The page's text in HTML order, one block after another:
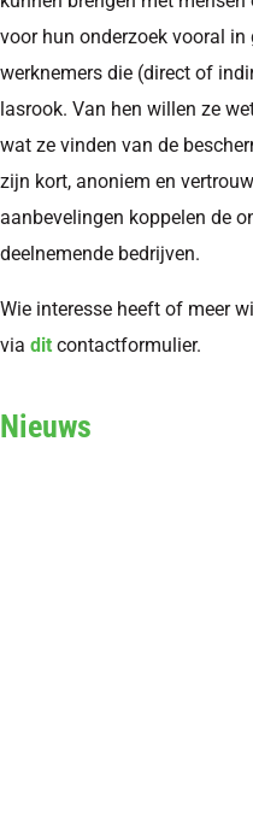
voor hun onderzoek vooral
werknemers die (direct of
lasrook. Van hen willen ze
wat ze vinden van de
zijn kort, anoniem en
aanbevelingen koppelen de
deelnemende bedrijven.
Wie interesse heeft of meer
via dit contactformulier.
Nieuws